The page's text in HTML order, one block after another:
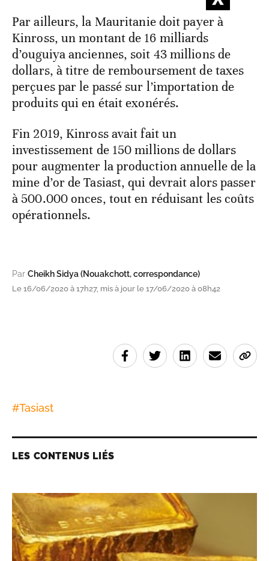
Par ailleurs, la Mauritanie doit payer à
Kinross, un montant de 16 milliards
d’ouguiya anciennes, soit 43 millions de
dollars, à titre de remboursement de taxes
perçues par le passé sur l’importation de
produits qui en était exonérés.
Fin 2019, Kinross avait fait un
investissement de 150 millions de dollars
pour augmenter la production annuelle de la
mine d’or de Tasiast, qui devrait alors passer
à 500.000 onces, tout en réduisant les coûts
opérationnels.
Par Cheikh Sidya (Nouakchott, correspondance)
Le 16/06/2020 à 17h27, mis à jour le 17/06/2020 à 08h42
#Tasiast
LES CONTENUS LIÉS